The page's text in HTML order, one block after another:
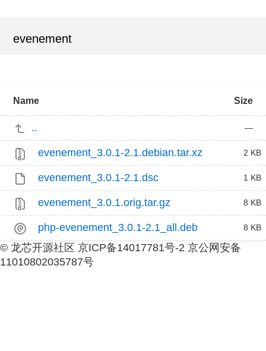
evenement
Name Size
.. —
evenement_3.0.1-2.1.debian.tar.xz 2 KB
evenement_3.0.1-2.1.dsc 1 KB
evenement_3.0.1.orig.tar.gz 8 KB
php-evenement_3.0.1-2.1_all.deb 8 KB
© 龙芯开源社区 京ICP备14017781号-2 京公网安备
11010802035787号